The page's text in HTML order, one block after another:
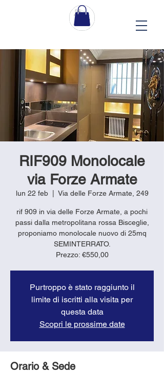
RIF909 Monolocale
via Forze Armate
lun 22 feb
  |
Via delle Forze Armate, 249
rif 909 in via delle Forze Armate, a pochi
passi dalla metropolitana rossa Bisceglie,
proponiamo monolocale nuovo di 25mq
SEMINTERRATO.
Prezzo: €550,00
Purtroppo è stato raggiunto il
limite di iscritti alla visita per
questa data
Scopri le prossime date
Orario & Sede